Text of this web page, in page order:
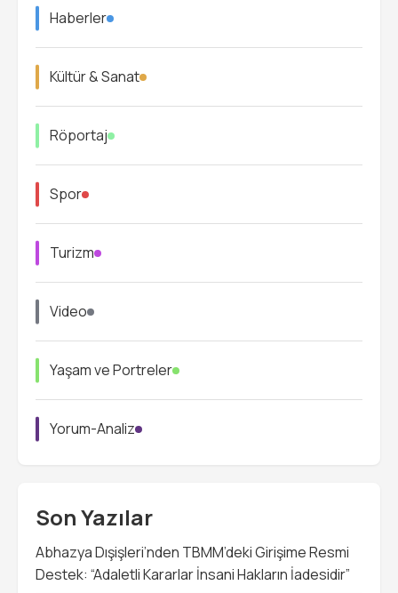
Haberler
Kültür & Sanat
Röportaj
Spor
Turizm
Video
Yaşam ve Portreler
Yorum-Analiz
Son Yazılar
Abhazya Dışişleri’nden TBMM’deki Girişime Resmi
Destek: “Adaletli Kararlar İnsani Hakların İadesidir”